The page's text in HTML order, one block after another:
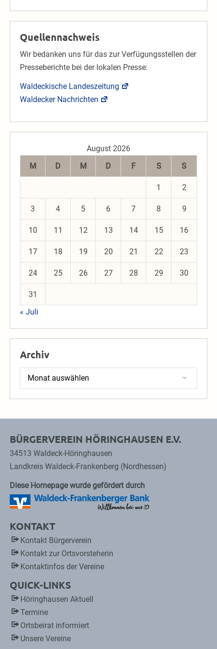
Quellennachweis
Wir bedanken uns für das zur Verfügungsstellen der
Presseberichte bei der lokalen Presse:
Waldeckische Landeszeitung
Waldecker Nachrichten
August 2026
M
D M D F S S
1 2
3 4 5 6 7 8 9
10 11 12 13 14 15 16
17 18 19 20 21 22 23
24 25 26 27 28 29 30
31
« Juli
Archiv
Archiv
BÜRGERVEREIN HÖRINGHAUSEN E.V.
34513 Waldeck-Höringhausen
Landkreis Waldeck-Frankenberg (Nordhessen)
Diese Homepage wurde gefördert durch
KONTAKT
Kontakt Bürgerverein
Kontakt zur Ortsvorsteherin
Kontaktinfos der Vereine
QUICK-LINKS
Höringhausen Aktuell
Termine
Ortsbeirat informiert
Unsere Vereine